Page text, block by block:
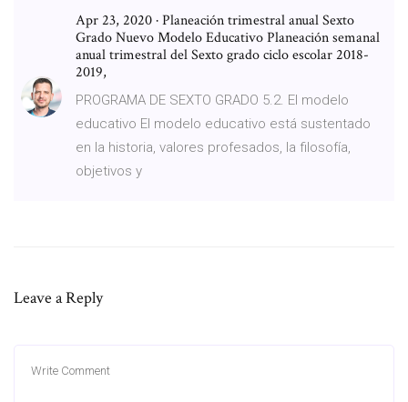
Apr 23, 2020 · Planeación trimestral anual Sexto
Grado Nuevo Modelo Educativo Planeación semanal
anual trimestral del Sexto grado ciclo escolar 2018-
2019,
PROGRAMA DE SEXTO GRADO 5.2. El modelo
educativo El modelo educativo está sustentado
en la historia, valores profesados, la filosofía,
objetivos y
Leave a Reply